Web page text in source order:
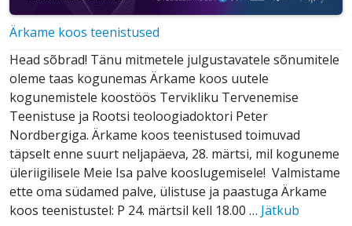
Ärkame koos teenistused
Head sõbrad! Tänu mitmetele julgustavatele sõnumitele
oleme taas kogunemas Ärkame koos uutele
kogunemistele koostöös Tervikliku Tervenemise
Teenistuse ja Rootsi teoloogiadoktori Peter
Nordbergiga. Ärkame koos teenistused toimuvad
täpselt enne suurt neljapäeva, 28. märtsi, mil koguneme
üleriigilisele Meie Isa palve kooslugemisele! Valmistame
ette oma südamed palve, ülistuse ja paastuga Ärkame
koos teenistustel: P 24. märtsil kell 18.00 … Jätkub